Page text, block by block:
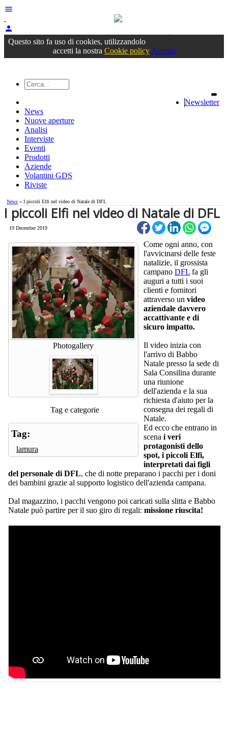
menu
person
Accedioppure registrati
Questo sito fa uso di cookies, utilizzandolo
accetti la nostra Cookie policy Accetta
Newsletter
News
Nuove aperture
Analisi
Interviste
Eventi
Prodotti
Aziende
Volantini GDS
Riviste
News » I piccoli Elfi nel video di Natale di DFL
I piccoli Elfi nel video di Natale di DFL
19 December 2019
Photogallery
Tag e categorie
Tag:
lamura
Come ogni anno, con
l'avvicinarsi delle feste
natalizie, il grossista
campano DFL fa gli
auguri a tutti i suoi
clienti e fornitori
attraverso un video
aziendale davvero
accattivante e di
sicuro impatto.
Il video inizia con
l'arrivo di Babbo
Natale presso la sede di
Sala Consilina durante
una riunione
dell'azienda e la sua
richiesta d'aiuto per la
consegna dei regali di
Natale.
Ed ecco che entrano in
scena i veri
protagonisti dello
spot, i piccoli Elfi,
interpretati dai figli
del personale di DFL, che di notte preparano i pacchi per i doni
dei bambini grazie al supporto logistico dell'azienda campana.
Dal magazzino, i pacchi vengono poi caricati sulla slitta e Babbo
Natale può partire per il suo giro di regali: missione riuscita!